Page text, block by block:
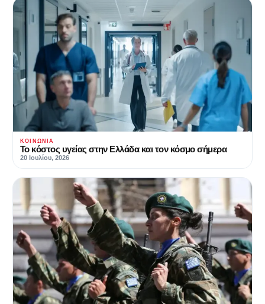
ΚΟΙΝΩΝΊΑ
Το κόστος υγείας στην Ελλάδα και τον κόσμο σήμερα
20 Ιουλίου, 2026